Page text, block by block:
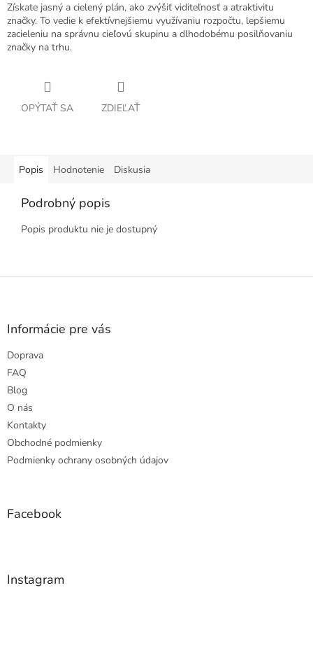
Získate jasný a cielený plán, ako zvýšiť viditeľnosť a atraktivitu
značky. To vedie k efektívnejšiemu využívaniu rozpočtu, lepšiemu
zacieleniu na správnu cieľovú skupinu a dlhodobému posilňovaniu
značky na trhu.
OPÝTAŤ SA ZDIEĽAŤ
Popis Hodnotenie Diskusia
Podrobný popis
Popis produktu nie je dostupný
Z
Informácie pre vás
Doprava
FAQ
Blog
O nás
Kontakty
Obchodné podmienky
Podmienky ochrany osobných údajov
Facebook
Instagram